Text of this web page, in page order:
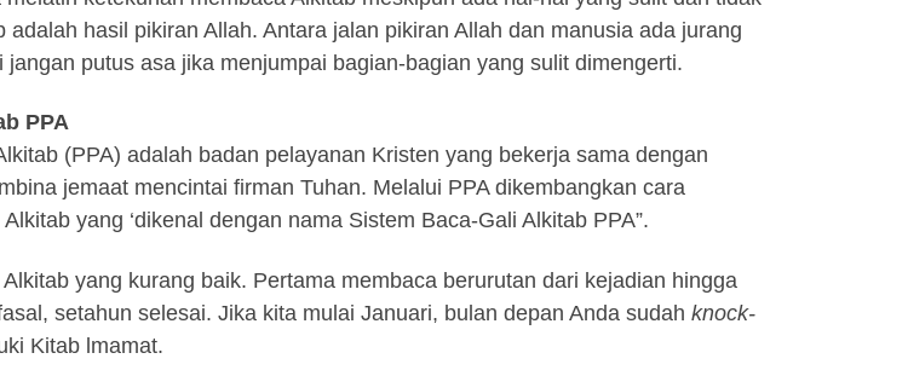
adalah hasil pikiran Allah. Antara jalan pikiran Allah dan manusia ada jurang
putus asa jika menjumpai bagian-bagian yang sulit dimengerti.
PPA
(PPA) adalah badan pelayanan Kristen yang bekerja sama dengan
jemaat mencintai firman Tuhan. Melalui PPA dikembangkan cara
yang ‘dikenal dengan nama Sistem Baca-Gali Alkitab PPA”.
yang kurang baik. Pertama membaca berurutan dari kejadian hingga
setahun selesai. Jika kita mulai Januari, bulan depan Anda sudah knock-
Kitab lmamat.